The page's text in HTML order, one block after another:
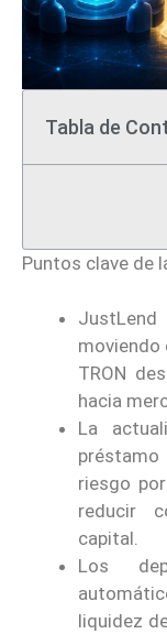
Tabla de
Puntos clave de
JustLend
moviendo
TRON
hacia
La
riesgo
reducir
capital.
Los
liquidez